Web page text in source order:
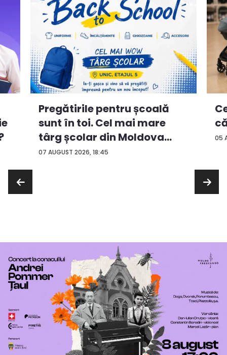
07 AUGUST 2026, 18:45
Pregătirile pentru școală
sunt în toi. Cel mai mare
târg școlar din Moldova
con...
05